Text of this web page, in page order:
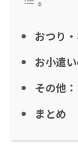
おつり
お小遣
その他
まとめ